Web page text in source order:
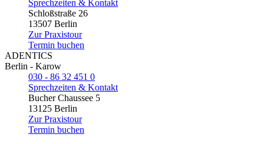
Sprechzeiten & Kontakt
Schloßstraße 26
13507 Berlin
Zur Praxistour
Termin buchen
ADENTICS
Berlin - Karow
030 - 86 32 451 0
Sprechzeiten & Kontakt
Bucher Chaussee 5
13125 Berlin
Zur Praxistour
Termin buchen